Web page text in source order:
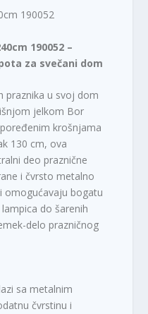
190052
190052 –
za svečani dom
praznika u svoj dom
jelkom Bor
krošnjama
130 cm, ova
deo praznične
i čvrsto metalno
omogućavaju bogatu
do šarenih
delo prazničnog
sa metalnim
čvrstinu i